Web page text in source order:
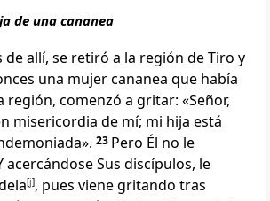
de una cananea
de allí, se retiró a la región de Tiro y
una mujer cananea que había
región, comenzó a gritar: «Señor,
misericordia de mí; mi hija está
». 23 Pero Él no le
acercándose Sus discípulos, le
[j], pues viene gritando tras